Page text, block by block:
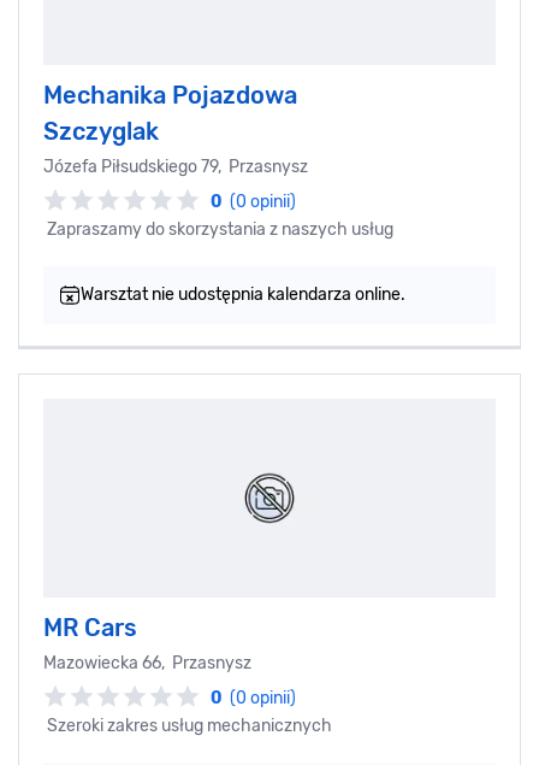
Mechanika Pojazdowa
Szczyglak
Józefa Piłsudskiego 79, Przasnysz
0 (0 opinii)
Zapraszamy do skorzystania z naszych usług
Warsztat nie udostępnia kalendarza online.
MR Cars
Mazowiecka 66, Przasnysz
0 (0 opinii)
Szeroki zakres usług mechanicznych